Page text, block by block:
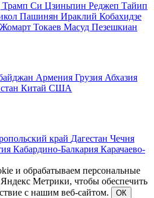
Трамп Си Цзиньпин Реджеп Тайип
Пашинян Ираклий Кобахидзе
Токаев Масуд Пезешкиан
Армения Грузия Абхазия
Китай США
край Дагестан Чечня
Кабардино-Балкария Карачаево-
и обрабатываем персональные
Метрики, чтобы обеспечить
с нашим веб-сайтом.
ОК